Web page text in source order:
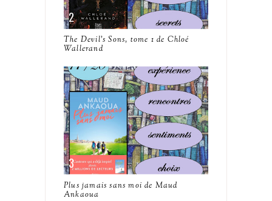
The Devil's Sons, tome 1 de Chloé
Wallerand
Plus jamais sans moi de Maud
Ankaoua